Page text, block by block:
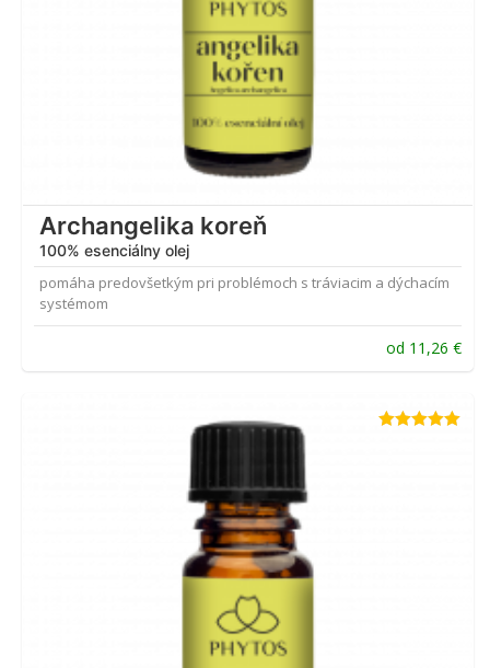
Archangelika koreň
100% esenciálny olej
pomáha predovšetkým pri problémoch s tráviacim a dýchacím
systémom
od 11,26 €